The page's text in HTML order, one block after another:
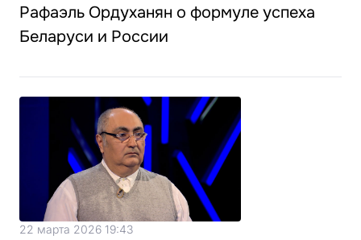
Рафаэль Ордуханян о формуле успеха
Беларуси и России
22 марта 2026 19:43